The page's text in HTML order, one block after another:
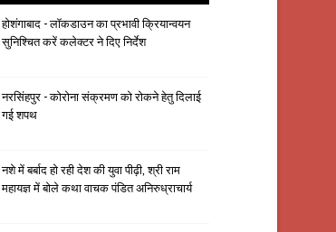
होशंगाबाद - लॉकडाउन का प्रभावी क्रियान्वयन
सुनिश्चित करें कलेक्टर ने दिए निर्देश
नरसिंहपुर - कोरोना संक्रमण को रोकने हेतु दिलाई
गई शपथ
नशे में बर्बाद हो रही देश की युवा पीढ़ी, श्री राम
महायज्ञ में बोले कथा वाचक पंडित अनिरुध्राचार्य